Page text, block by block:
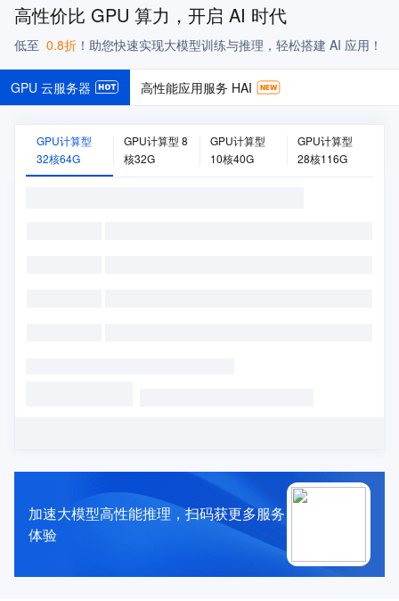
高性价比 GPU 算力，开启 AI 时代
低至 0.8折 ！ 助您快速实现大模型训练与推理，轻松搭建 AI 应用！
GPU 云服务器 高性能应用服务 HAI
GPU计算型
32核64G
GPU计算型 8
核32G
GPU计算型
10核40G
GPU计算型
28核116G
加速大模型高性能推理，扫码获更多服务
体验